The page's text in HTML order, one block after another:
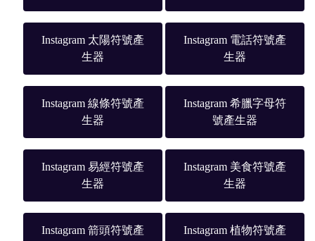
Instagram 太陽符號產
生器
Instagram 電話符號產
生器
Instagram 線條符號產
生器
Instagram 希臘字母符
號產生器
Instagram 易經符號產
生器
Instagram 美食符號產
生器
Instagram 箭頭符號產 Instagram 植物符號產